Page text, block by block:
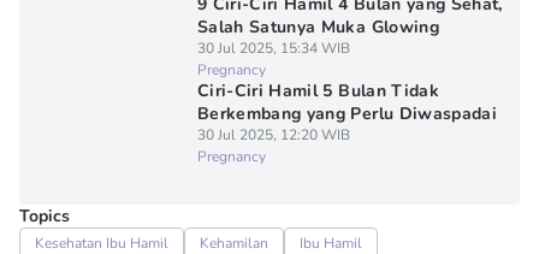
Salah Satunya Muka Glowing
30 Jul 2025, 15:34 WIB
Pregnancy
Ciri-Ciri Hamil 5 Bulan Tidak
Berkembang yang Perlu Diwaspadai
30 Jul 2025, 12:20 WIB
Pregnancy
Topics
Kesehatan Ibu Hamil Kehamilan
Ibu Hamil